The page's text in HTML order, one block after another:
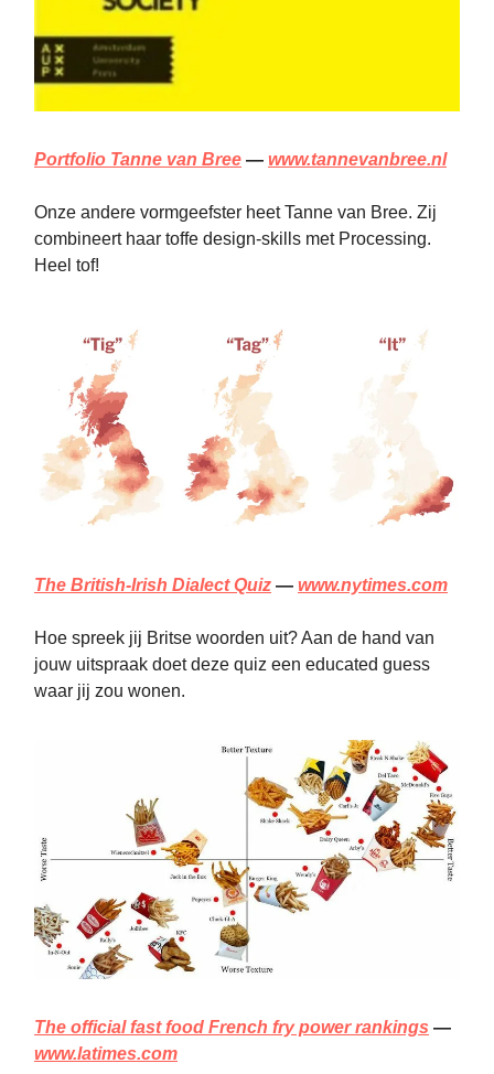
Portfolio Tanne van Bree — www.tannevanbree.nl
Onze andere vormgeefster heet Tanne van Bree. Zij
combineert haar toffe design-skills met Processing.
Heel tof!
The British-Irish Dialect Quiz — www.nytimes.com
Hoe spreek jij Britse woorden uit? Aan de hand van
jouw uitspraak doet deze quiz een educated guess
waar jij zou wonen.
The official fast food French fry power rankings —
www.latimes.com